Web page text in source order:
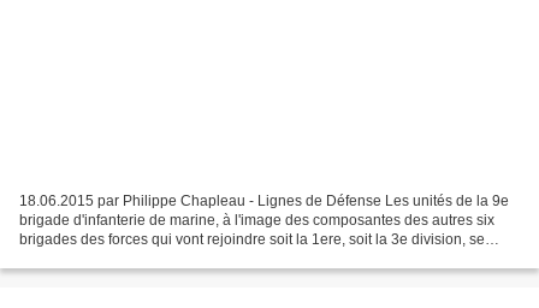
18.06.2015 par Philippe Chapleau - Lignes de Défense Les unités de la 9e
brigade d'infanterie de marine, à l'image des composantes des autres six
brigades des forces qui vont rejoindre soit la 1ere, soit la 3e division, se